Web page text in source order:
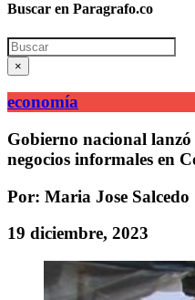
Buscar en Paragrafo.co
Search
×
economía
Gobierno nacional
negocios informales en
Por: Maria Jose Salcedo
19 diciembre, 2023